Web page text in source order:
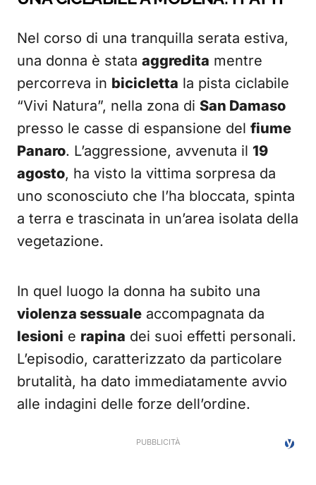
Nel corso di una tranquilla serata estiva,
una donna è stata aggredita mentre
percorreva in bicicletta la pista ciclabile
“Vivi Natura”, nella zona di San Damaso
presso le casse di espansione del fiume
Panaro. L’aggressione, avvenuta il 19
agosto, ha visto la vittima sorpresa da
uno sconosciuto che l’ha bloccata, spinta
a terra e trascinata in un’area isolata della
vegetazione.
In quel luogo la donna ha subito una
violenza sessuale accompagnata da
lesioni e rapina dei suoi effetti personali.
L’episodio, caratterizzato da particolare
brutalità, ha dato immediatamente avvio
alle indagini delle forze dell’ordine.